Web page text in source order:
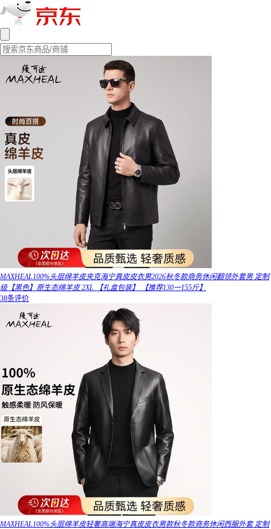
MAXHEAL100%头层绵羊皮夹克海宁真皮皮衣男2026秋冬款商务休闲翻领外套男 定制
级【黑色】原生态绵羊皮 2XL 【礼盒包装】 【推荐130一155斤】
38条评价
MAXHEAL100%头层绵羊皮轻奢高端海宁真皮皮衣男款秋冬款商务休闲西服外套 定制